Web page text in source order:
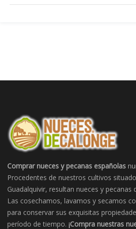
Comprar nueces y pecanas españolas
Procedentes de nuestros cultivos
Guadalquivir, resultan nueces y pecanas
Las cosechamos, lavamos y secamos
para conservar sus exquisitas
período de tiempo. ¡Compra nuestras